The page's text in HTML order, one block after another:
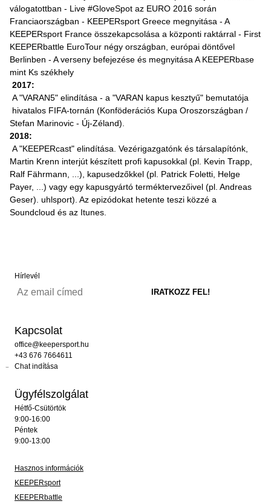
válogatottban - Live #GloveSpot az EURO 2016 során
Franciaországban - KEEPERsport Greece megnyitása - A
KEEPERsport France összekapcsolása a központi raktárral - First
KEEPERbattle EuroTour négy országban, európai döntővel
Berlinben - A verseny befejezése és megnyitása A KEEPERbase
mint Ks székhely
2017:
A "VARAN5" elindítása - a "VARAN kapus kesztyű" bemutatója
hivatalos FIFA-tornán (Konföderációs Kupa Oroszországban /
Stefan Marinovic - Új-Zéland).
2018:
A "KEEPERcast" elindítása. Vezérigazgatónk és társalapítónk,
Martin Krenn interjút készített profi kapusokkal (pl. Kevin Trapp,
Ralf Fährmann, ...), kapusedzőkkel (pl. Patrick Foletti, Helge
Payer, ...) vagy egy kapusgyártó terméktervezőivel (pl. Andreas
Geser). uhlsport). Az epizódokat hetente teszi közzé a
Soundcloud és az Itunes.
Hírlevél
Kapcsolat
office@keepersport.hu
+43 676 7664611
Chat indítása
Ügyfélszolgálat
Hétfő-Csütörtök
9:00-16:00
Péntek
9:00-13:00
Hasznos információk
KEEPERsport
KEEPERbattle